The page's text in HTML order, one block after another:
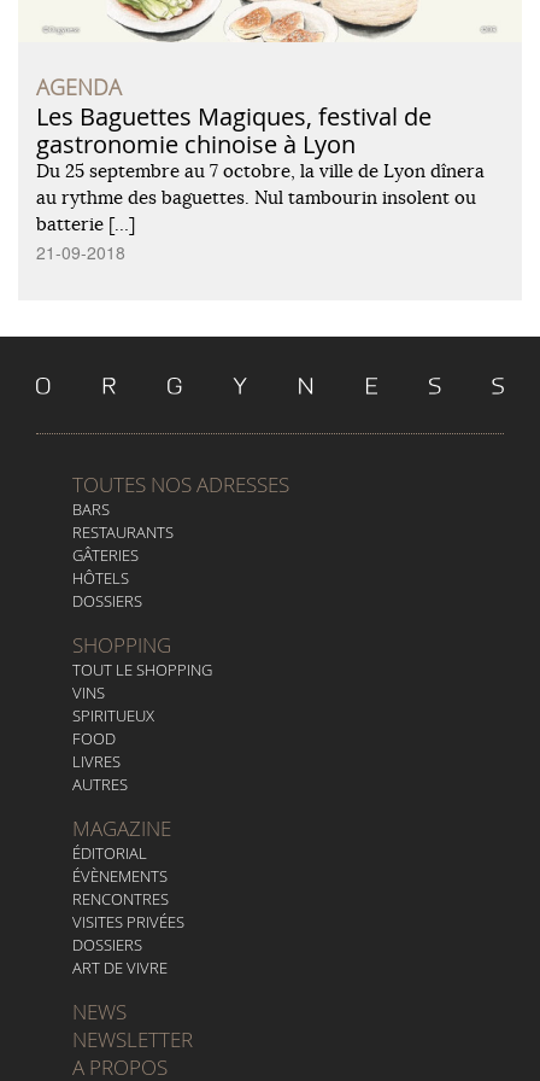
AGENDA
Les Baguettes Magiques, festival de
gastronomie chinoise à Lyon
Du 25 septembre au 7 octobre, la ville de Lyon dînera
au rythme des baguettes. Nul tambourin insolent ou
batterie […]
21-09-2018
TOUTES NOS ADRESSES
BARS
RESTAURANTS
GÂTERIES
HÔTELS
DOSSIERS
SHOPPING
TOUT LE SHOPPING
VINS
SPIRITUEUX
FOOD
LIVRES
AUTRES
MAGAZINE
ÉDITORIAL
ÉVÈNEMENTS
RENCONTRES
VISITES PRIVÉES
DOSSIERS
ART DE VIVRE
NEWS
NEWSLETTER
A PROPOS